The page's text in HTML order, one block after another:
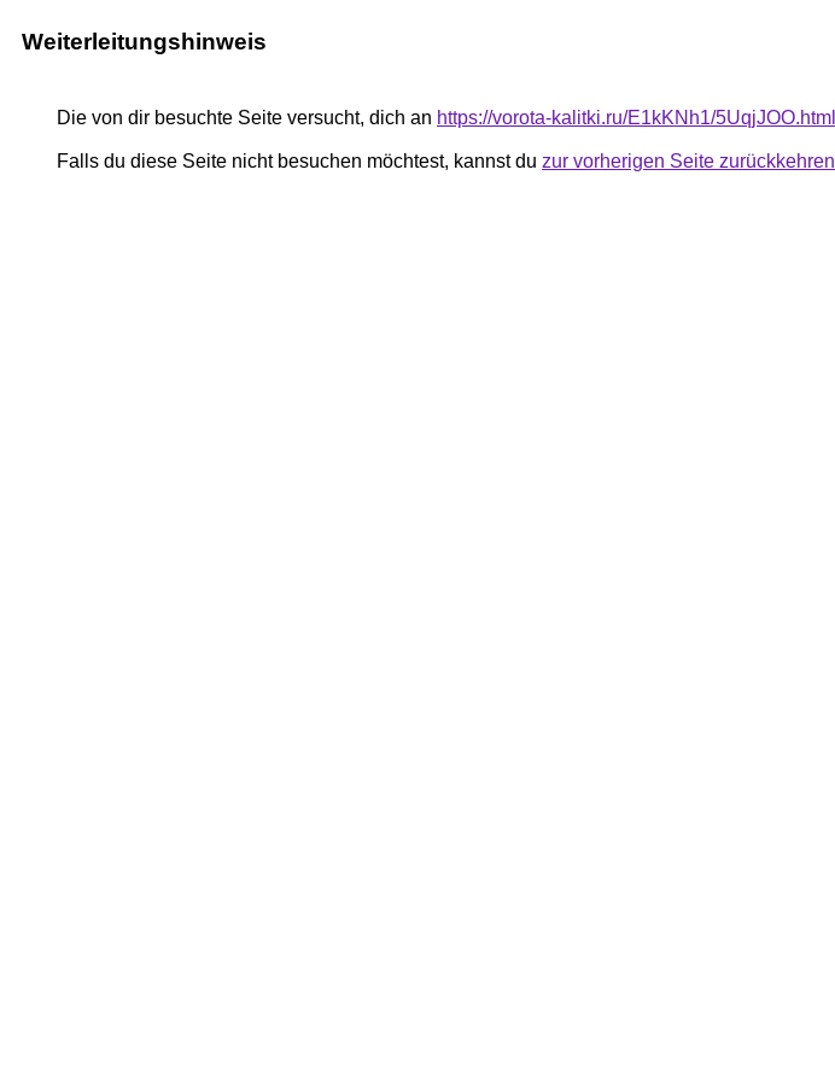
Weiterleitungshinweis
Die von dir besuchte Seite versucht, dich an https://vorota-kalitki.ru/E1kKNh1/5UqjJOO.html
Falls du diese Seite nicht besuchen möchtest, kannst du zur vorherigen Seite zurückkehren